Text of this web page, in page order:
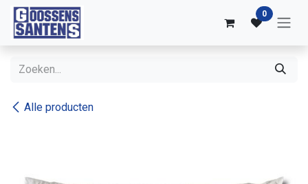
Overslaan naar inhoud
0
Alle producten